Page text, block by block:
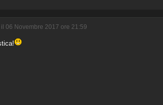
06 Novembre 2017 ore 21:59